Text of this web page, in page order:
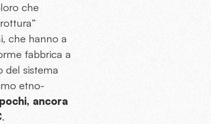
che
che hanno a
fabbrica a
del sistema
etno-
pochi, ancora
.